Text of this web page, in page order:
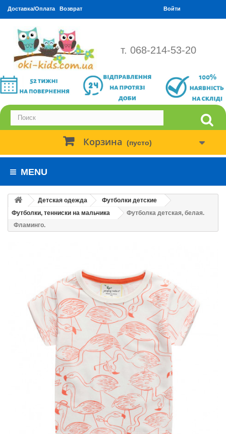
Доставка/Оплата Возврат Войти
т. 068-214-53-20
Корзина (пусто)
MENU
Детская одежда
Футболки детские
Футболки, тенниски на мальчика
Футболка детская, белая.
Фламинго.